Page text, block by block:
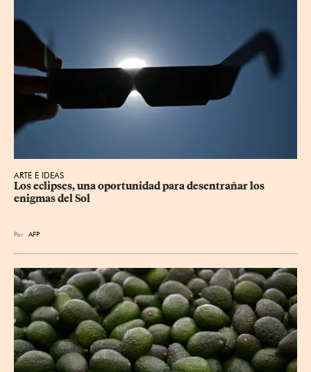
ARTE E IDEAS
Los eclipses, una oportunidad para desentrañar los
enigmas del Sol
Por AFP